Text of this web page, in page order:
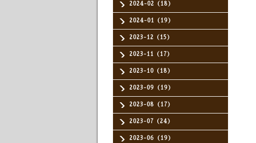
2024-02（18）
2024-01（19）
2023-12（15）
2023-11（17）
2023-10（18）
2023-09（19）
2023-08（17）
2023-07（24）
2023-06（19）